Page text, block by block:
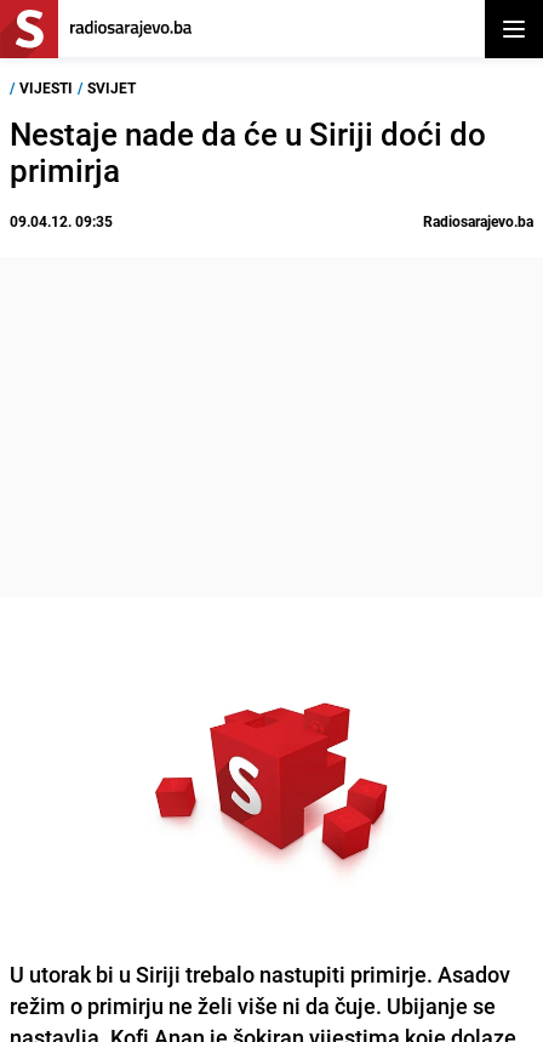
/ VIJESTI / SVIJET
Nestaje nade da će u Siriji doći do
primirja
09.04.12. 09:35 Radiosarajevo.ba
U utorak bi u Siriji trebalo nastupiti primirje. Asadov
režim o primirju ne želi više ni da čuje. Ubijanje se